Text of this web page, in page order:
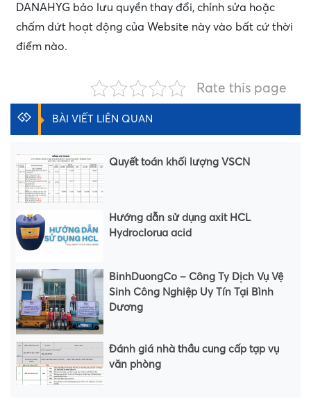
DANAHYG bảo lưu quyền thay đổi, chỉnh sửa hoặc
chấm dứt hoạt động của Website này vào bất cứ thời
điểm nào.
Rate this page
BÀI VIẾT LIÊN QUAN
Quyết toán khối lượng VSCN
Hướng dẫn sử dụng axit HCL
Hydroclorua acid
BinhDuongCo – Công Ty Dịch Vụ Vệ
Sinh Công Nghiệp Uy Tín Tại Bình
Dương
Đánh giá nhà thầu cung cấp tạp vụ
văn phòng